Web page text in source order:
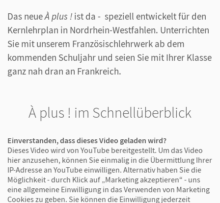
Das neueÀ plus ! ist da - speziell entwickelt für den
Kernlehrplan in Nordrhein-Westfahlen. Unterrichten
Sie mit unserem Französischlehrwerk ab dem
kommenden Schuljahr und seien Sie mit Ihrer Klasse
ganz nah dran an Frankreich.
À plus ! im Schnellüberblick
Einverstanden, dass dieses Video geladen wird?
Dieses Video wird von YouTube bereitgestellt. Um das Video
hier anzusehen, können Sie einmalig in die Übermittlung Ihrer
IP-Adresse an YouTube einwilligen. Alternativ haben Sie die
Möglichkeit - durch Klick auf „Marketing akzeptieren“ - uns
eine allgemeine Einwilligung in das Verwenden von Marketing
Cookies zu geben. Sie können die Einwilligung jederzeit